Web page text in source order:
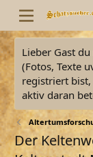
Lieber Gast
(Fotos, Texte
registriert
aktiv daran
Der